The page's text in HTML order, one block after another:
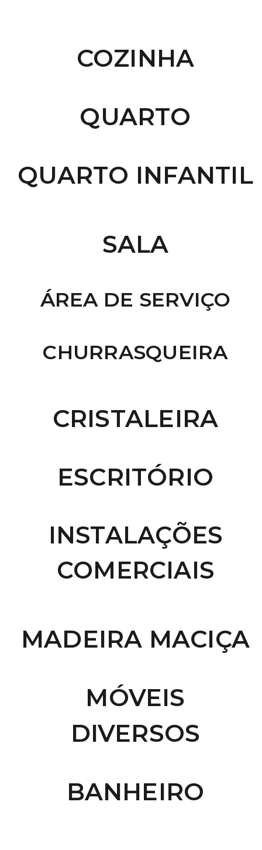
COZINHA
QUARTO
QUARTO INFANTIL
SALA
ÁREA DE SERVIÇO
CHURRASQUEIRA
CRISTALEIRA
ESCRITÓRIO
INSTALAÇÕES
COMERCIAIS
MADEIRA MACIÇA
MÓVEIS
DIVERSOS
BANHEIRO